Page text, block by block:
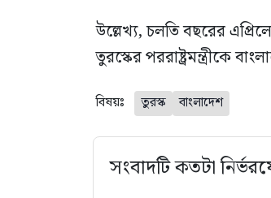
উল্লেখ্য, চলতি বছরের
তুরস্কের পররাষ্ট্রমন্ত্রীকে
বিষয়ঃ তুরস্ক বাংলাদেশ
সংবাদটি কতটা